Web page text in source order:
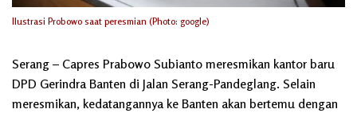
Ilustrasi Probowo saat peresmian (Photo: google)
Serang – Capres Prabowo Subianto meresmikan kantor baru
DPD Gerindra Banten di Jalan Serang-Pandeglang. Selain
meresmikan, kedatangannya ke Banten akan bertemu dengan